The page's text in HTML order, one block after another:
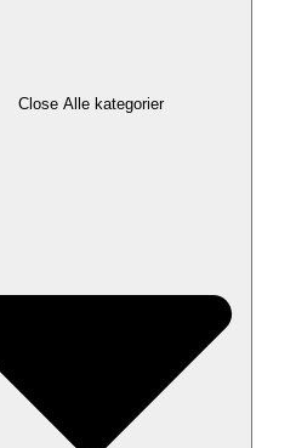
Close Alle kategorier